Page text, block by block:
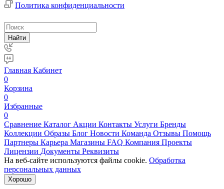
Политика конфиденциальности
Найти
Главная Кабинет
0
Корзина
0
Избранные
0
Сравнение Каталог Акции Контакты Услуги Бренды
Коллекции Образы Блог Новости Команда Отзывы Помощь
Партнеры Карьера Магазины FAQ Компания Проекты
Лицензии Документы Реквизиты
На веб-сайте используются файлы cookie. Обработка
персональных данных
Хорошо